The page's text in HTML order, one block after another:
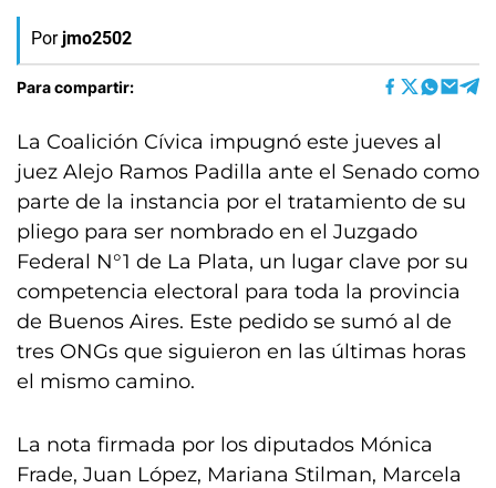
Por jmo2502
Para compartir:
La Coalición Cívica impugnó este jueves al
juez Alejo Ramos Padilla ante el Senado como
parte de la instancia por el tratamiento de su
pliego para ser nombrado en el Juzgado
Federal N°1 de La Plata, un lugar clave por su
competencia electoral para toda la provincia
de Buenos Aires. Este pedido se sumó al de
tres ONGs que siguieron en las últimas horas
el mismo camino.
La nota firmada por los diputados Mónica
Frade, Juan López, Mariana Stilman, Marcela